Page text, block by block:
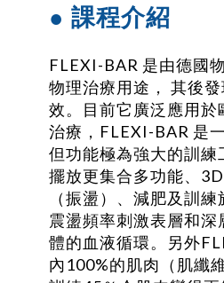
● 課程介紹
FLEXI-BAR 是由德國
物理治療用途， 其後
效。目前它廣泛應用於
治療，FLEXI-BAR 是
但功能極為強大的訓練
擺放更集合多功能、
（振盪）、減肥及訓
震盪頻率刺激表層和
體的血液循環。另外
內100%的肌肉（肌纖